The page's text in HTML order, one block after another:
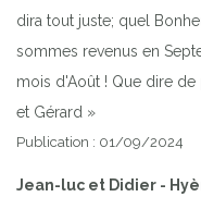
dira tout juste; quel
sommes revenus en
mois d'Août ! Que dire de
et Gérard »
Publication : 01/09/2024
Jean-luc et Didier -